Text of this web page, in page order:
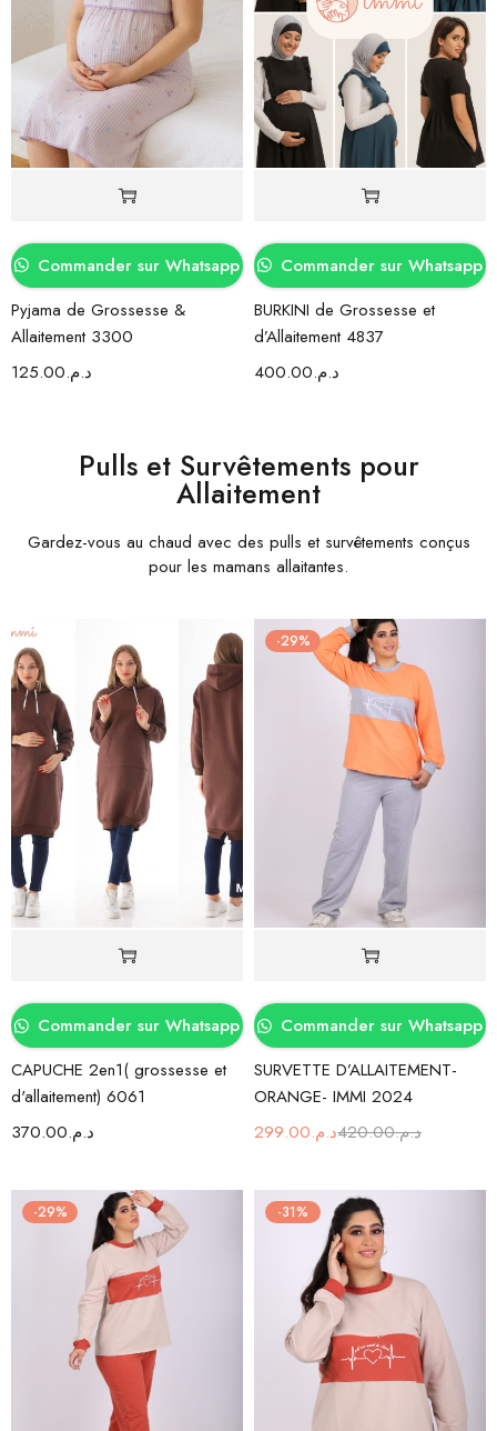
Commander sur Whatsapp
Pyjama de Grossesse &
Allaitement 3300
د.م.125.00
Commander sur Whatsapp
BURKINI de Grossesse et
d’Allaitement 4837
د.م.400.00
Pulls et Survêtements pour
Allaitement
Gardez-vous au chaud avec des pulls et survêtements conçus
pour les mamans allaitantes.
Commander sur Whatsapp
CAPUCHE 2en1( grossesse et
d'allaitement) 6061
د.م.370.00
-29%
Commander sur Whatsapp
SURVETTE D’ALLAITEMENT-
ORANGE- IMMI 2024
د.م.420.00د.م.299.00
-29% -31%